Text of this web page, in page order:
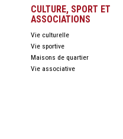
CULTURE, SPORT ET
ASSOCIATIONS
Vie culturelle
Vie sportive
Maisons de quartier
Vie associative